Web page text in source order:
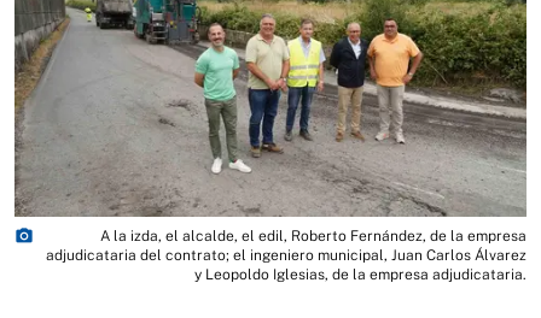
photo_camera
A la izda, el alcalde, el edil, Roberto Fernández, de la empresa
adjudicataria del contrato; el ingeniero municipal, Juan Carlos Álvarez
y Leopoldo Iglesias, de la empresa adjudicataria.